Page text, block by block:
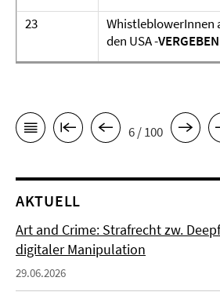
23
WhistleblowerInnen
den USA -VERGEBEN
6 / 100
AKTUELL
Art and Crime: Strafrecht zw.
digitaler Manipulation
29.06.2026